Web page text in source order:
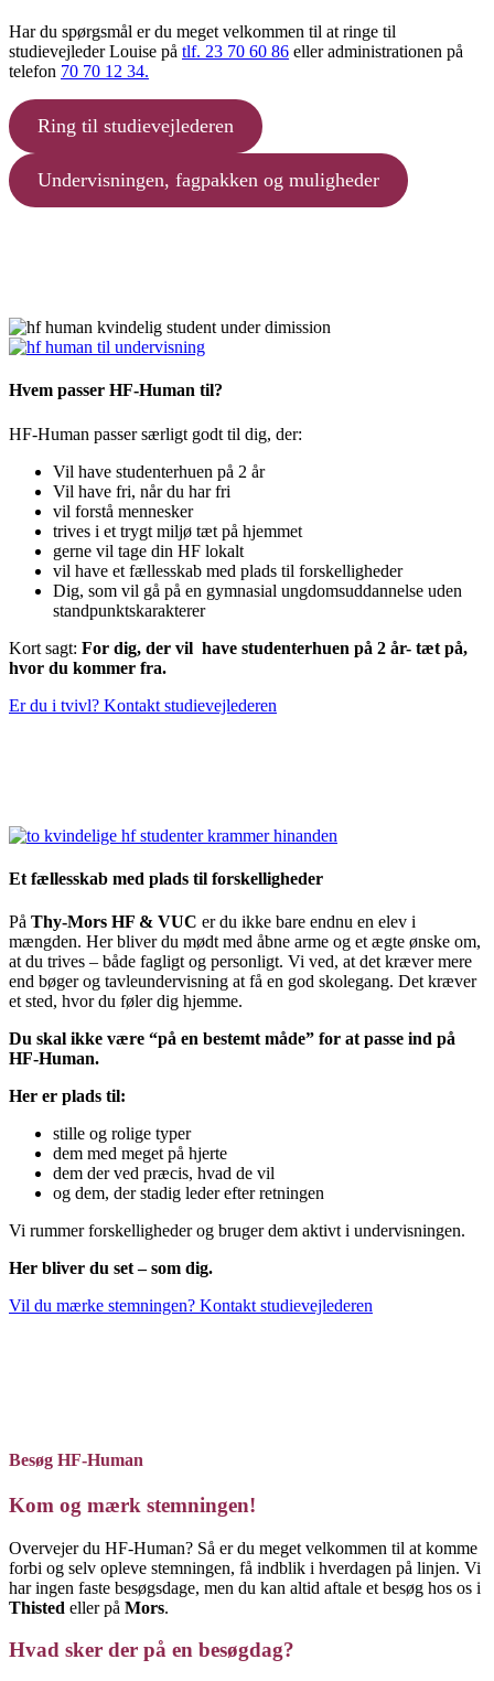
Har du spørgsmål er du meget velkommen til at ringe til
studievejleder Louise på tlf. 23 70 60 86 eller administrationen på
telefon 70 70 12 34.
Ring til studievejlederen
Undervisningen, fagpakken og muligheder
Hvem passer HF-Human til?
HF‑Human passer særligt godt til dig, der:
Vil have studenterhuen på 2 år
Vil have fri, når du har fri
vil forstå mennesker
trives i et trygt miljø tæt på hjemmet
gerne vil tage din HF lokalt
vil have et fællesskab med plads til forskelligheder
Dig, som vil gå på en gymnasial ungdomsuddannelse uden
standpunktskarakterer
Kort sagt: For dig, der vil have studenterhuen på 2 år- tæt på,
hvor du kommer fra.
Er du i tvivl? Kontakt studievejlederen
Et fællesskab med plads til forskelligheder
På Thy-Mors HF & VUC er du ikke bare endnu en elev i
mængden. Her bliver du mødt med åbne arme og et ægte ønske om,
at du trives – både fagligt og personligt. Vi ved, at det kræver mere
end bøger og tavleundervisning at få en god skolegang. Det kræver
et sted, hvor du føler dig hjemme.
Du skal ikke være “på en bestemt måde” for at passe ind på
HF‑Human.
Her er plads til:
stille og rolige typer
dem med meget på hjerte
dem der ved præcis, hvad de vil
og dem, der stadig leder efter retningen
Vi rummer forskelligheder og bruger dem aktivt i undervisningen.
Her bliver du set – som dig.
Vil du mærke stemningen? Kontakt studievejlederen
Besøg HF-Human
Kom og mærk stemningen!
Overvejer du HF-Human? Så er du meget velkommen til at komme
forbi og selv opleve stemningen, få indblik i hverdagen på linjen. Vi
har ingen faste besøgsdage, men du kan altid aftale et besøg hos os i
Thisted eller på Mors.
Hvad sker der på en besøgdag?